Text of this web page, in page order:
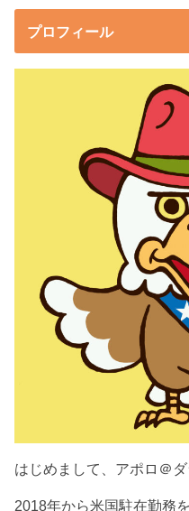
プロフィール
はじめまして、アポロ＠ダ
2018年から米国駐在勤務